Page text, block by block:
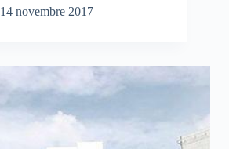
14 novembre 2017